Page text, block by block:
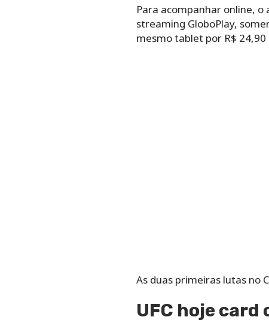
Para acompanhar online,
streaming GloboPlay,
mesmo tablet por R$ 24,90
As duas primeiras lutas no
UFC hoje card